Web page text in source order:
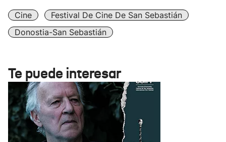
Cine
Festival De Cine De San Sebastián
Donostia-San Sebastián
Te puede interesar